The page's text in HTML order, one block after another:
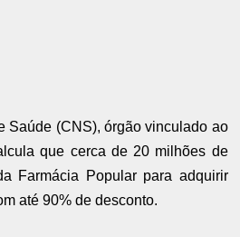
Saúde (CNS), órgão vinculado ao
que cerca de 20 milhões de
Farmácia Popular para adquirir
até 90% de desconto.